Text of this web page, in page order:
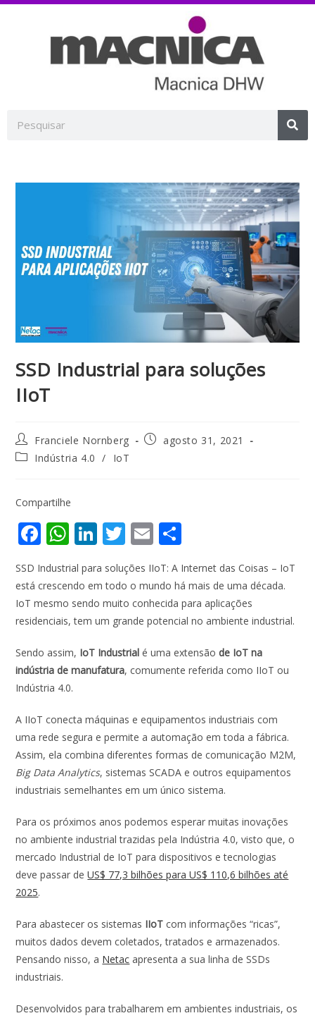
SSD Industrial para soluções
IIoT
Franciele Nornberg
agosto 31, 2021
Indústria 4.0
/ IoT
Compartilhe
F
ac
e
b
o
o
k
W
h
at
s
A
p
p
Li
k
e
dI
n
T
itt
er
E
ai
l
ar
e
SSD Industrial para soluções IIoT: A Internet das Coisas – IoT
está crescendo em todo o mundo há mais de uma década.
IoT mesmo sendo muito conhecida para aplicações
residenciais, tem um grande potencial no ambiente industrial.
Sendo assim, IoT Industrial é uma extensãode IoT na
indústria de manufatura, comumente referida como IIoT ou
Indústria 4.0.
A IIoT conecta máquinas e equipamentos industriais com
uma rede segura e permite a automação em toda a fábrica.
Assim, ela combina diferentes formas de comunicação M2M,
Big Data Analytics, sistemas SCADA e outros equipamentos
industriais semelhantes em um único sistema.
Para os próximos anos podemos esperar muitas inovações
no ambiente industrial trazidas pela Indústria 4.0, visto que, o
mercado Industrial de IoT para dispositivos e tecnologias
deve passar deUS$ 77,3 bilhões para US$ 110,6 bilhões até
2025.
Para abastecer os sistemas IIoT com informações “ricas”,
muitos dados devem coletados, tratados e armazenados.
Pensando nisso, a Netac apresenta a sua linha de SSDs
industriais.
Desenvolvidos para trabalharem em ambientes industriais, os